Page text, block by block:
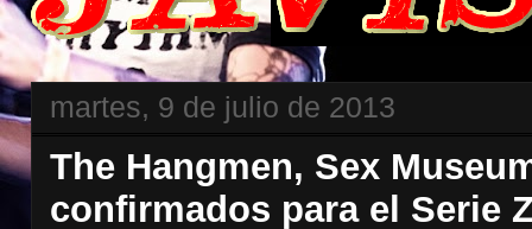
martes, 9 de julio de 2013
The Hangmen, Sex
confirmados para el Serie